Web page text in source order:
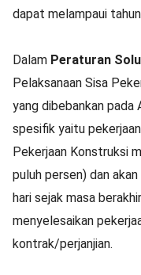
dapat melampaui
Dalam Peraturan
Pelaksanaan Sisa
yang dibebankan pada
spesifik yaitu
Pekerjaan Konstruksi
puluh persen) dan
hari sejak masa
menyelesaikan
kontrak/perjanjian.